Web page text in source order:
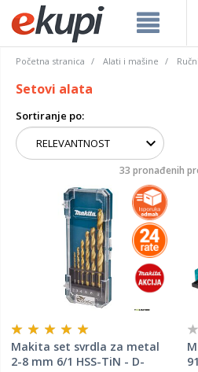
Početna stranica Alati i mašine
Setovi alata
Sortiranje po:
33 pronađenih
Makita set svrdla za metal
2-8 mm 6/1 HSS-TiN - D-